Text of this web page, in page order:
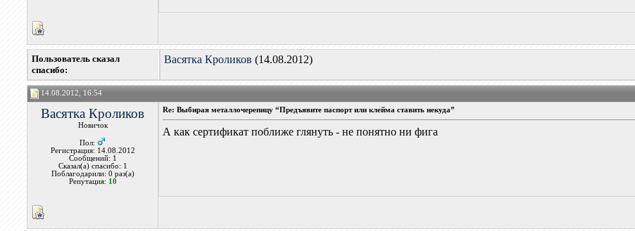
Пользователь сказал
cпасибо:
Васятка Кроликов (14.08.2012)
14.08.2012, 16:54
Васятка Кроликов
Новичок
Пол:
Регистрация: 14.08.2012
Сообщений: 1
Сказал(а) спасибо: 1
Поблагодарили: 0 раз(а)
Репутация: 10
Re: Выбирая металлочерепицу “Предъявите паспорт или клейма ставить некуда”
А как сертификат поближе глянуть - не понятно ни фига